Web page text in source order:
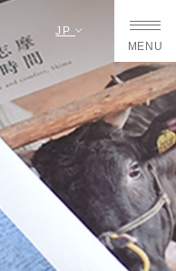
JP
MENU